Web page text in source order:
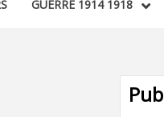
GUERRE 1914 1918